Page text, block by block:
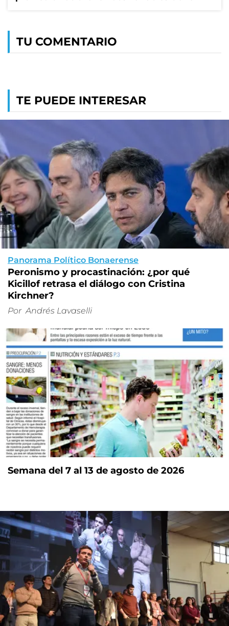
TU COMENTARIO
TE PUEDE INTERESAR
Panorama Político Bonaerense
Peronismo y procastinación: ¿por qué
Kicillof retrasa el diálogo con Cristina
Kirchner?
Por Andrés Lavaselli
Semana del 7 al 13 de agosto de 2026